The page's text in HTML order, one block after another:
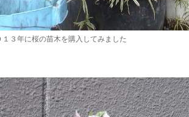
１３年に桜の苗木を購入してみました